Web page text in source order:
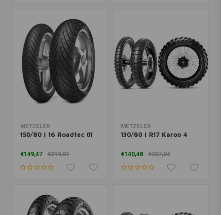
METZELER
150/80 | 16 Roadtec 01
€149,47 €219,01
METZELER
130/80 | R17 Karoo 4
€140,48 €207,04